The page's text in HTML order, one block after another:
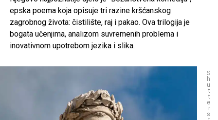
epska poema koja opisuje tri razine kršćanskog
zagrobnog života: čistilište, raj i pakao. Ova trilogija je
bogata učenjima, analizom suvremenih problema i
inovativnom upotrebom jezika i slika.
S
h
u
t
t
e
r
s